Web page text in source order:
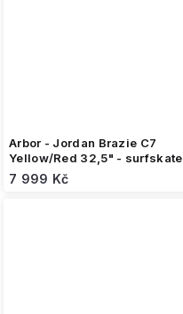
Arbor - Jordan Brazie C7
Yellow/Red 32,5" - surfskate
7 999 Kč